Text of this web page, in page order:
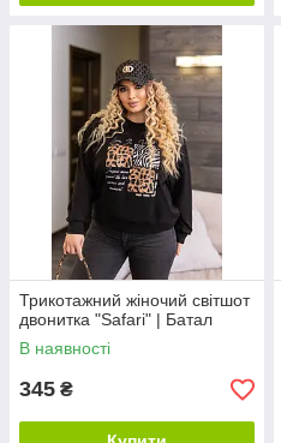
Трикотажний жіночий світшот
двонитка "Safari" | Батал
В наявності
345 ₴